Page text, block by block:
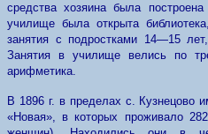
средства хозяина была
училище была открыта
занятия с подростками 14—15
Занятия в училище велись по
арифметика.
В 1896 г. в пределах с. Кузнецово
«Новая», в которых проживало